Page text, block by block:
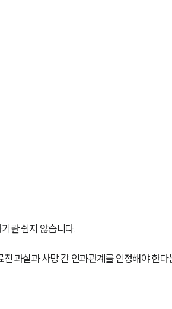
란 쉽지 않습니다.
과실과 사망 간 인과관계를 인정해야 한다